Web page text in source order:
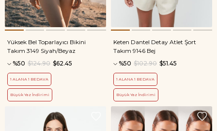
Yüksek Bel Toparlayıcı Bikini
Takım 3149 Siyah/Beyaz
%50
$62.45
$124.90
1 ALANA 1 BEDAVA
Büyük Yaz İndirimi
Keten Dantel Detay Atlet Şort
Takım 9146 Bej
%50
$51.45
$102.90
1 ALANA 1 BEDAVA
Büyük Yaz İndirimi